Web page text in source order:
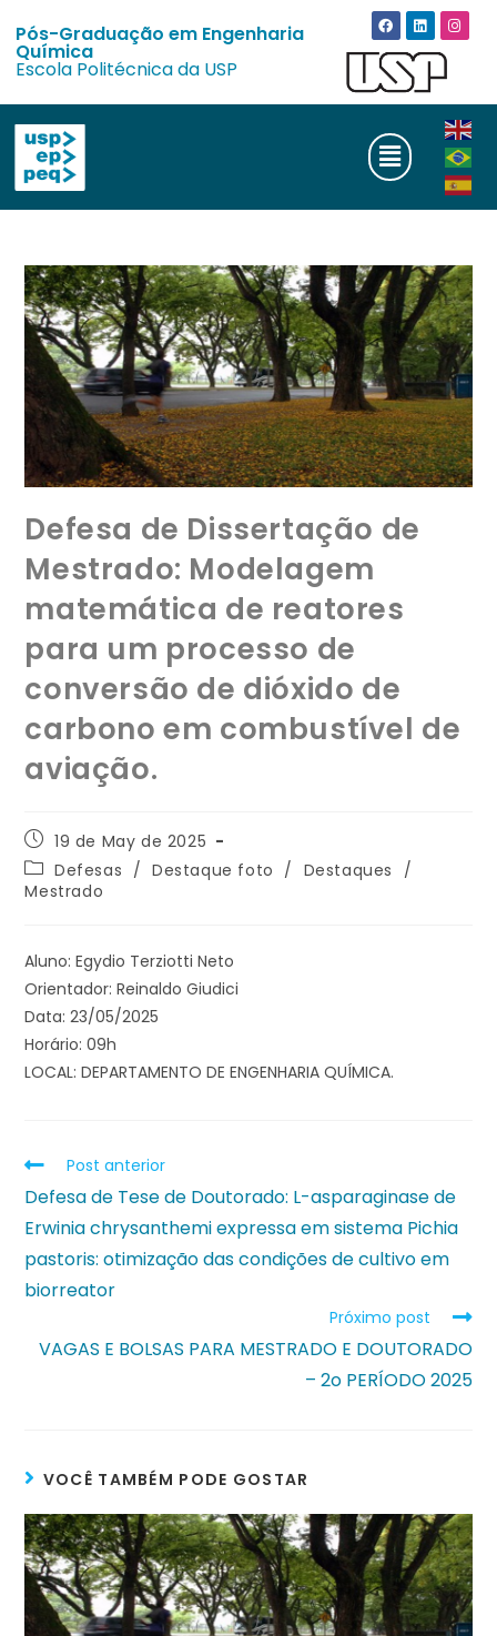
Pós-Graduação em Engenharia
Química
Escola Politécnica da USP
Defesa de Dissertação de
Mestrado: Modelagem
matemática de reatores
para um processo de
conversão de dióxido de
carbono em combustível de
aviação.
19 de May de 2025
Defesas / Destaque foto / Destaques
/
Mestrado
Aluno: Egydio Terziotti Neto
Orientador: Reinaldo Giudici
Data: 23/05/2025
Horário: 09h
LOCAL: DEPARTAMENTO DE ENGENHARIA QUÍMICA.
Post anterior
Defesa de Tese de Doutorado: L-asparaginase de
Erwinia chrysanthemi expressa em sistema Pichia
pastoris: otimização das condições de cultivo em
biorreator
Próximo post
VAGAS E BOLSAS PARA MESTRADO E DOUTORADO
– 2o PERÍODO 2025
VOCÊ TAMBÉM PODE GOSTAR